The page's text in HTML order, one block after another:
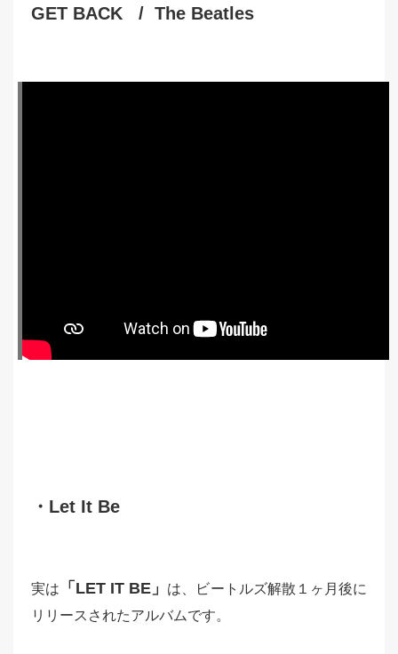
GET BACK / The Beatles
・Let It Be
実は 「LET IT BE」
は、ビートルズ解散１ヶ月後に
リリースされたアルバムです。